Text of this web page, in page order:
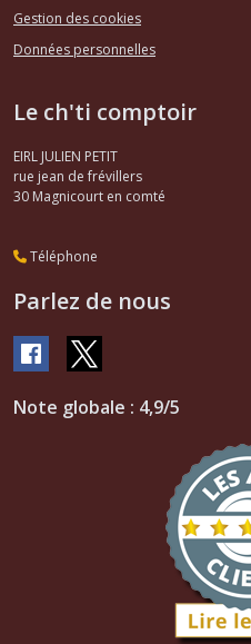
Gestion des cookies
Données personnelles
Le ch'ti comptoir
EIRL JULIEN PETIT
rue jean de frévillers
30 Magnicourt en comté
Téléphone
Parlez de nous
Note globale : 4,9/5